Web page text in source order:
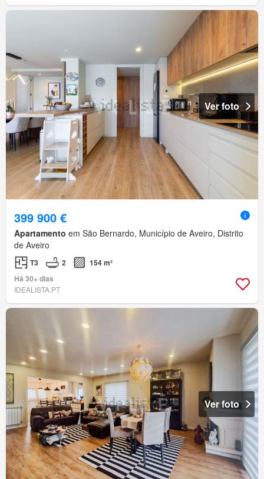
Ver foto
399 900 €
Apartamento em São Bernardo, Município de Aveiro, Distrito
de Aveiro
T3 2
154 m²
Há 30+ dias
IDEALISTA.PT
Ver foto